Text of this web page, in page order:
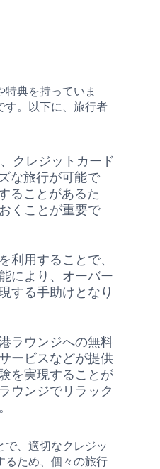
典を持っていま
す。以下に、旅行者
クレジットカード
な旅行が可能で
ることがあるた
くことが重要で
利用することで、
により、オーバー
する手助けとなり
ラウンジへの無料
ービスなどが提供
を実現することが
ウンジでリラック
で、適切なクレジッ
るため、個々の旅行